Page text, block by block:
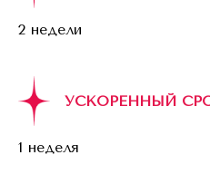
2 недели
УСКОРЕННЫЙ
1 неделя